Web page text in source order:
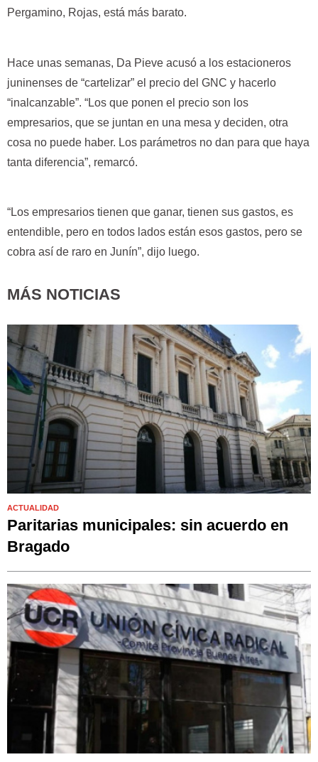
Pergamino, Rojas, está más barato.
Hace unas semanas, Da Pieve acusó a los estacioneros
juninenses de “cartelizar” el precio del GNC y hacerlo
“inalcanzable”. “Los que ponen el precio son los
empresarios, que se juntan en una mesa y deciden, otra
cosa no puede haber. Los parámetros no dan para que haya
tanta diferencia”, remarcó.
“Los empresarios tienen que ganar, tienen sus gastos, es
entendible, pero en todos lados están esos gastos, pero se
cobra así de raro en Junín”, dijo luego.
MÁS NOTICIAS
ACTUALIDAD
Paritarias municipales: sin acuerdo en
Bragado